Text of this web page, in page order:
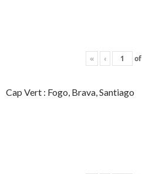
« ‹ of
Cap Vert : Fogo, Brava, Santiago